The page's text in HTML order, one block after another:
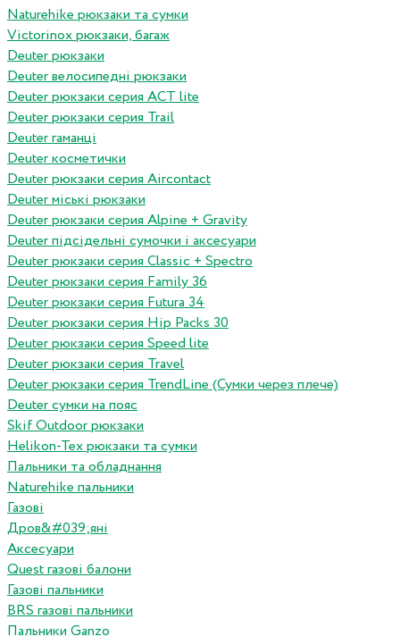
Naturehike рюкзаки та сумки
Victorinox рюкзаки, багаж
Deuter рюкзаки
Deuter велосипедні рюкзаки
Deuter рюкзаки серия ACT lite
Deuter рюкзаки серия Trail
Deuter гаманці
Deuter косметички
Deuter рюкзаки серия Aircontact
Deuter міські рюкзаки
Deuter рюкзаки серия Alpine + Gravity
Deuter підсідельні сумочки і аксесуари
Deuter рюкзаки серия Classic + Spectro
Deuter рюкзаки серия Family 36
Deuter рюкзаки серия Futura 34
Deuter рюкзаки серия Hip Packs 30
Deuter рюкзаки серия Speed lite
Deuter рюкзаки серия Travel
Deuter рюкзаки серия TrendLine (Сумки через плече)
Deuter сумки на пояс
Skif Outdoor рюкзаки
Helikon-Tex рюкзаки та сумки
Пальники та обладнання
Naturehike пальники
Газові
Дров&#039;яні
Аксесуари
Quest газові балони
Газові пальники
BRS газові пальники
Пальники Ganzo